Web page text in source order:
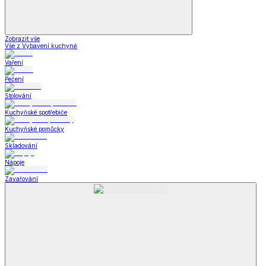
Zobrazit vše
Vše z Vybavení kuchyně
Vaření
Pečení
Stolování
Kuchyňské spotřebiče
Kuchyňské pomůcky
Skladování
Nápoje
Zavařování